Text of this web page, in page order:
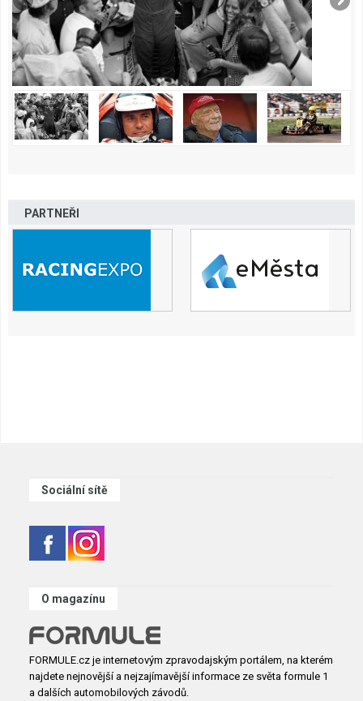
PARTNEŘI
Sociální sítě
O magazínu
FORMULE.cz je internetovým zpravodajským portálem, na kterém
najdete nejnovější a nejzajímavější informace ze světa formule 1
a dalších automobilových závodů.